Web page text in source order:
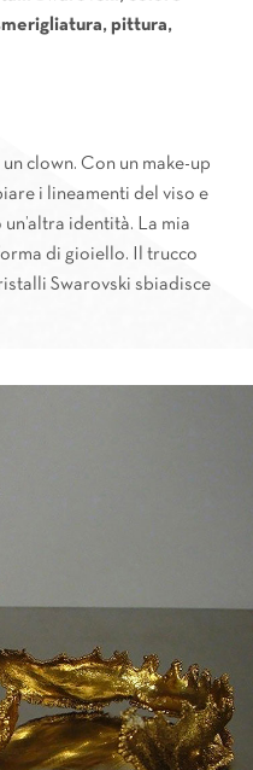
pittura,
un clown. Con un make-up
i lineamenti del viso e
identità. La mia
di gioiello. Il trucco
Swarovski sbiadisce